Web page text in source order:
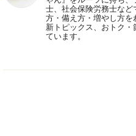
士、社会保険労務士な
方・備え方・増やし方
新トピックス、おトク
ています。